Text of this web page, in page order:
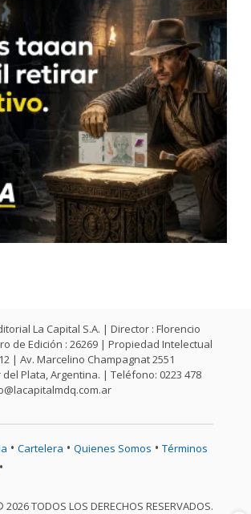
La Capital S.A. | Director : Florencio
de Edición : 26269 | Propiedad Intelectual
| Av. Marcelino Champagnat 2551
del Plata, Argentina. | Teléfono: 0223 478
• Cartelera • Quienes Somos • Términos
•
2026 TODOS LOS DERECHOS RESERVADOS.